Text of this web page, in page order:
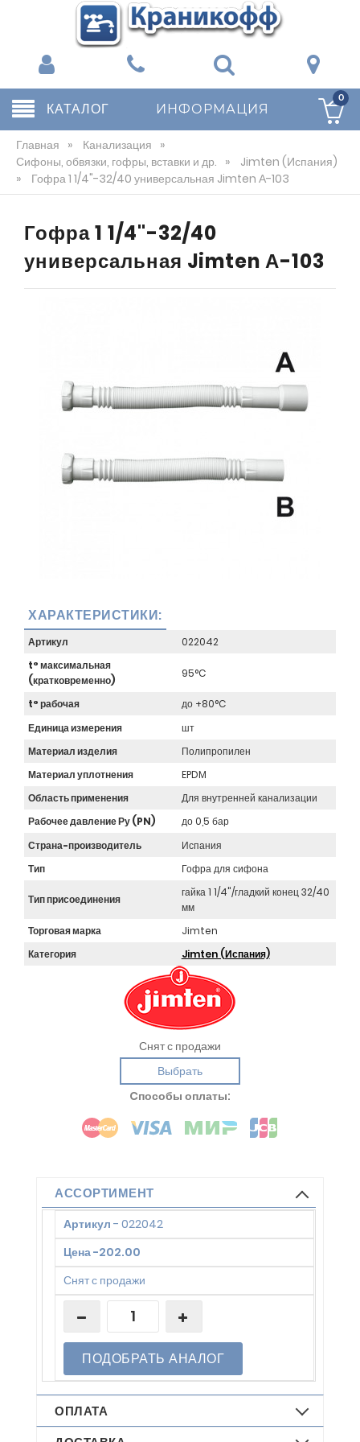
КАТАЛОГ ИНФОРМАЦИЯ
0
Главная » Канализация »
Сифоны, обвязки, гофры, вставки и др. »
Jimten (Испания)
»
Гофра 1 1/4"-32/40 универсальная Jimten А-103
Гофра 1 1/4"-32/40
универсальная Jimten А-103
ХАРАКТЕРИСТИКИ:
Артикул
022042
t° максимальная
(кратковременно)
95°C
t° рабочая
до +80°C
Единица измерения
шт
Материал изделия
Полипропилен
Материал уплотнения
EPDM
Область применения
Для внутренней канализации
Рабочее давление Ру (PN)
до 0,5 бар
Страна-производитель
Испания
Тип
Гофра для сифона
Тип присоединения
гайка 1 1/4"/гладкий конец 32/40
мм
Торговая марка
Jimten
Категория
Jimten (Испания)
Снят с продажи
Выбрать
Cпособы оплаты:
АССОРТИМЕНТ
Артикул - 022042
Цена-202.00
Снят с продажи
ПОДОБРАТЬ АНАЛОГ
ОПЛАТА